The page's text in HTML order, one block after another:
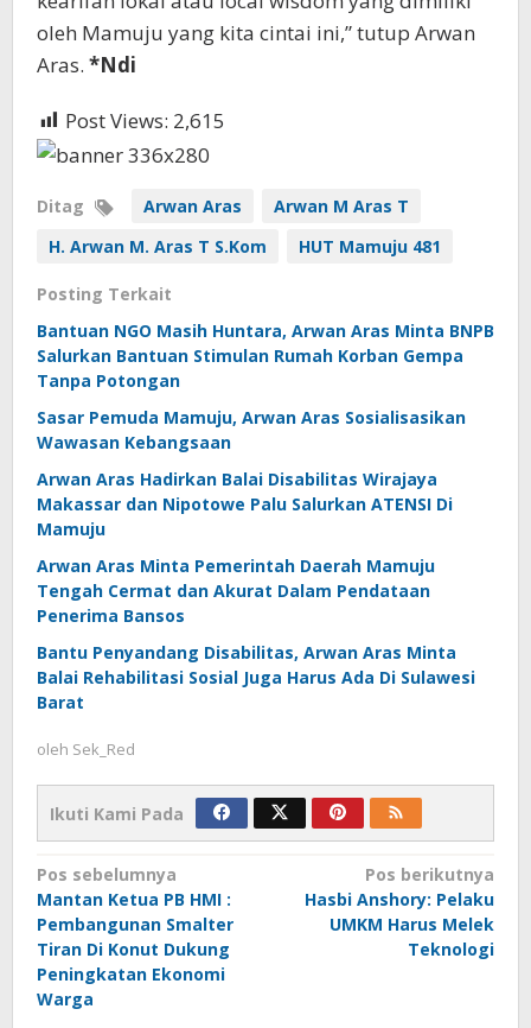
oleh Mamuju yang kita cintai ini,” tutup Arwan
Aras. *Ndi
Post Views: 2,615
Ditag Arwan Aras
Arwan M Aras T
H. Arwan M. Aras T S.Kom
HUT Mamuju 481
Posting Terkait
Bantuan NGO Masih Huntara, Arwan Aras Minta BNPB
Salurkan Bantuan Stimulan Rumah Korban Gempa
Tanpa Potongan
Sasar Pemuda Mamuju, Arwan Aras Sosialisasikan
Wawasan Kebangsaan
Arwan Aras Hadirkan Balai Disabilitas Wirajaya
Makassar dan Nipotowe Palu Salurkan ATENSI Di
Mamuju
Arwan Aras Minta Pemerintah Daerah Mamuju
Tengah Cermat dan Akurat Dalam Pendataan
Penerima Bansos
Bantu Penyandang Disabilitas, Arwan Aras Minta
Balai Rehabilitasi Sosial Juga Harus Ada Di Sulawesi
Barat
oleh Sek_Red
Ikuti Kami Pada
Navigasi
pos
Pos sebelumnya
Mantan Ketua PB HMI :
Pembangunan Smalter
Tiran Di Konut Dukung
Peningkatan Ekonomi
Warga
Pos berikutnya
Hasbi Anshory: Pelaku
UMKM Harus Melek
Teknologi